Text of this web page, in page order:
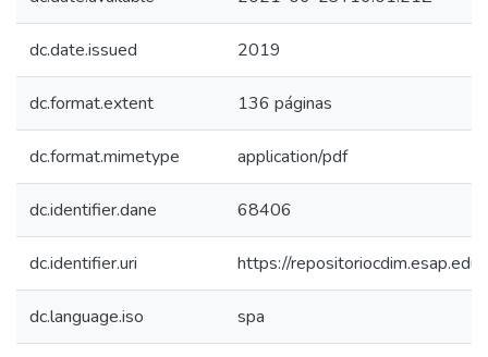
dc.date.issued 2019
dc.format.extent 136 páginas
dc.format.mimetype application/pdf
dc.identifier.dane 68406
dc.identifier.uri https://
dc.language.iso spa